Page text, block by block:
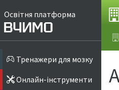
Освітня платформа
Тренажери для мозку
Онлайн-інструменти